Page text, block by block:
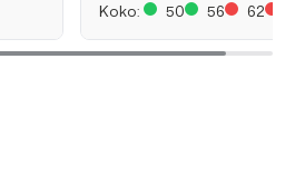
Koko:
50 56 62